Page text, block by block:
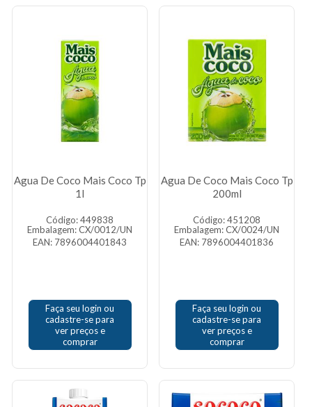
Agua De Coco Mais Coco Tp
1l
Código: 449838
Embalagem: CX/0012/UN
EAN: 7896004401843
Faça seu login ou
cadastre-se para
ver preços e
comprar
Agua De Coco Mais Coco Tp
200ml
Código: 451208
Embalagem: CX/0024/UN
EAN: 7896004401836
Faça seu login ou
cadastre-se para
ver preços e
comprar